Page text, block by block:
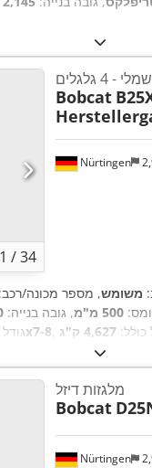
1 /34
Nürtingen
- 4 גלגלים
Bobcat
משומש, מספר מכונה/רכב:
500 מ"מ , גובה בנייה:
,18x7-8 כולל: 4,627 ק"ג
Nürtingen
מלגזות דיזל
Bobcat